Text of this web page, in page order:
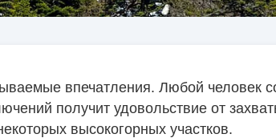
впечатления. Любой человек
получит удовольствие от
высокогорных участков.